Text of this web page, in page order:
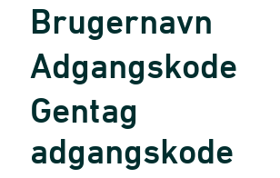
Brugernavn
Adgangskode
Gentag
adgangskode